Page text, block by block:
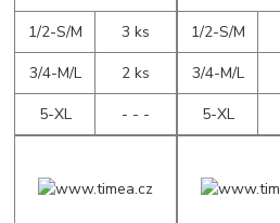
1/2-S/M
3 ks
3/4-M/L
2 ks
5-XL
- - -
1/2-S/M
3/4-M/L
5-XL